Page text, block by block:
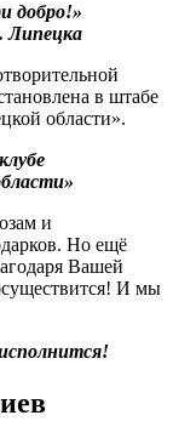
добро!»
Липецка
в штабе
области».
и
Но ещё
Вашей
И мы